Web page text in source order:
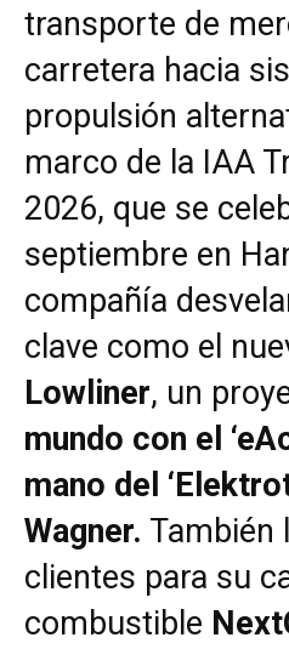
transporte de
carretera hacia
propulsión
marco de la IAA
2026, que se
septiembre en
compañía
clave como el
Lowliner, un
mundo con el
mano del
Wagner. También
clientes para su
combustible